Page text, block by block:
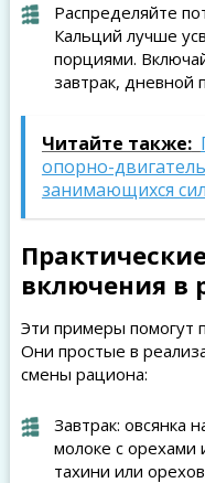
Распределяйте
Кальций лучше
порциями.
завтрак, дневной
Читайте также:
опорно-
занимающихся
включения в
Эти примеры помогут
Они простые в
смены рациона:
Завтрак: овсянка
молоке с орехами
тахини или